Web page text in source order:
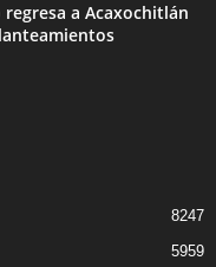
a Acaxochitlán
8247
5959